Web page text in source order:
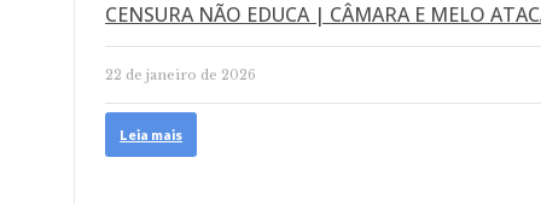
CENSURA NÃO EDUCA | CÂMARA E MELO
22 de janeiro de 2026
Leia mais